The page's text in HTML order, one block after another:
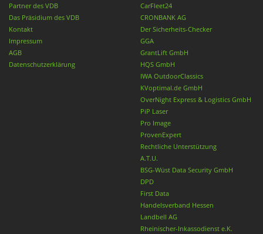
Partner des VDB
Das Präsidium des VDB
Kontakt
Impressum
AGB
Datenschutzerklärung
CarFleet24
CRONBANK AG
Der Sicherheits-Checker
GGA
GrantLift GmbH
HQS GmbH
IWA OutdoorClassics
KVoptimal.de GmbH
OverNight Express & Logistics GmbH
PiP Laser
Pro Image
ProvenExpert
Rechtliche Unterstützung
A.T.U.
BSG-Wüst Data Security GmbH
DPD
First Data
Handelsverband Hessen
Landbell AG
Rheinischer-Inkassodienst e.K.